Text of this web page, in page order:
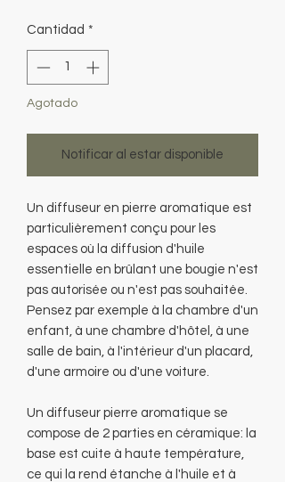
Cantidad *
Agotado
Notificar al estar disponible
Un diffuseur en pierre aromatique est
particulièrement conçu pour les
espaces où la diffusion d'huile
essentielle en brûlant une bougie n'est
pas autorisée ou n'est pas souhaitée.
Pensez par exemple à la chambre d'un
enfant, à une chambre d'hôtel, à une
salle de bain, à l'intérieur d'un placard,
d'une armoire ou d'une voiture.
Un diffuseur pierre aromatique se
compose de 2 parties en céramique: la
base est cuite à haute température,
ce qui la rend étanche à l'huile et à